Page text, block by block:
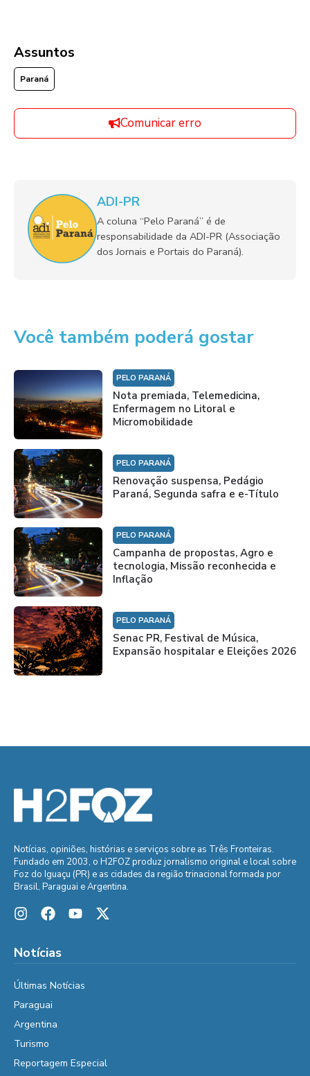
Assuntos
Paraná
Comunicar erro
ADI-PR
A coluna “Pelo Paraná” é de
responsabilidade da ADI-PR (Associação
dos Jornais e Portais do Paraná).
Você também poderá gostar
PELO PARANÁ
Nota premiada, Telemedicina,
Enfermagem no Litoral e
Micromobilidade
PELO PARANÁ
Renovação suspensa, Pedágio
Paraná, Segunda safra e e-Título
PELO PARANÁ
Campanha de propostas, Agro e
tecnologia, Missão reconhecida e
Inflação
PELO PARANÁ
Senac PR, Festival de Música,
Expansão hospitalar e Eleições 2026
Notícias, opiniões, histórias e serviços sobre as Três Fronteiras.
Fundado em 2003, o H2FOZ produz jornalismo original e local sobre
Foz do Iguaçu (PR) e as cidades da região trinacional formada por
Brasil, Paraguai e Argentina.
Notícias
Últimas Notícias
Paraguai
Argentina
Turismo
Reportagem Especial